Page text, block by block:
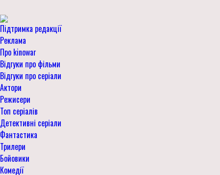
Підтримка редакції
Реклама
Про kinowar
Відгуки про фільми
Відгуки про серіали
Актори
Режисери
Топ серіалів
Детективні серіали
Фантастика
Трилери
Бойовики
Комедії